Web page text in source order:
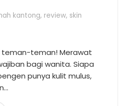
kantong, review, skin
teman! Merawat
bagi wanita. Siapa
punya kulit mulus,